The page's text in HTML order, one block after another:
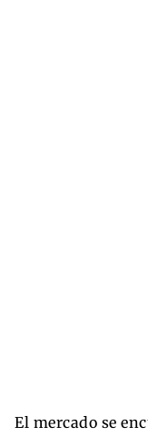
El mercado se